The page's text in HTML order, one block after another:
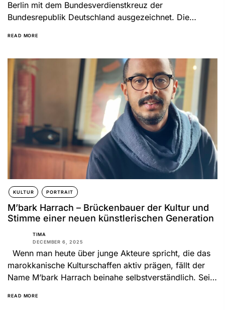
Berlin mit dem Bundesverdienstkreuz der
Bundesrepublik Deutschland ausgezeichnet. Die
READ MORE
KULTUR PORTRAIT
M’bark Harrach – Brückenbauer der Kultur und
Stimme einer neuen künstlerischen Generation
TIMA
DECEMBER 6, 2025
Wenn man heute über junge Akteure spricht, die das
marokkanische Kulturschaffen aktiv prägen, fällt der
Name M’bark Harrach beinahe selbstverständlich. Seit
READ MORE